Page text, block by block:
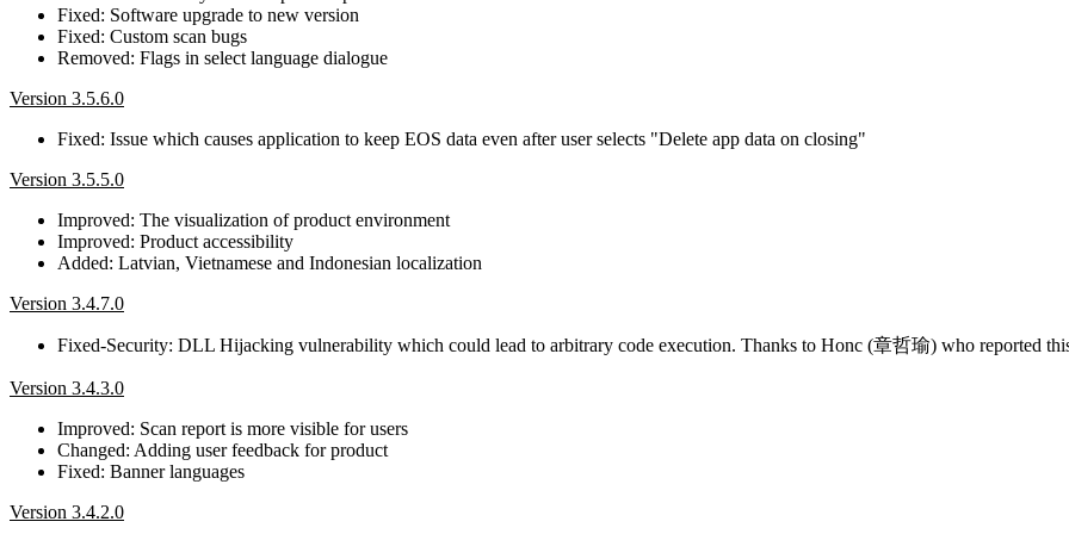
Fixed: Software upgrade to new version
Fixed: Custom scan bugs
Removed: Flags in select language dialogue
Version 3.5.6.0
Fixed: Issue which causes application to keep EOS data even after user selects "Delete app data on closing"
Version 3.5.5.0
Improved: The visualization of product environment
Improved: Product accessibility
Added: Latvian, Vietnamese and Indonesian localization
Version 3.4.7.0
Fixed-Security: DLL Hijacking vulnerability which could lead to arbitrary code execution. Thanks to Honc (章哲瑜) who reported
Version 3.4.3.0
Improved: Scan report is more visible for users
Changed: Adding user feedback for product
Fixed: Banner languages
Version 3.4.2.0